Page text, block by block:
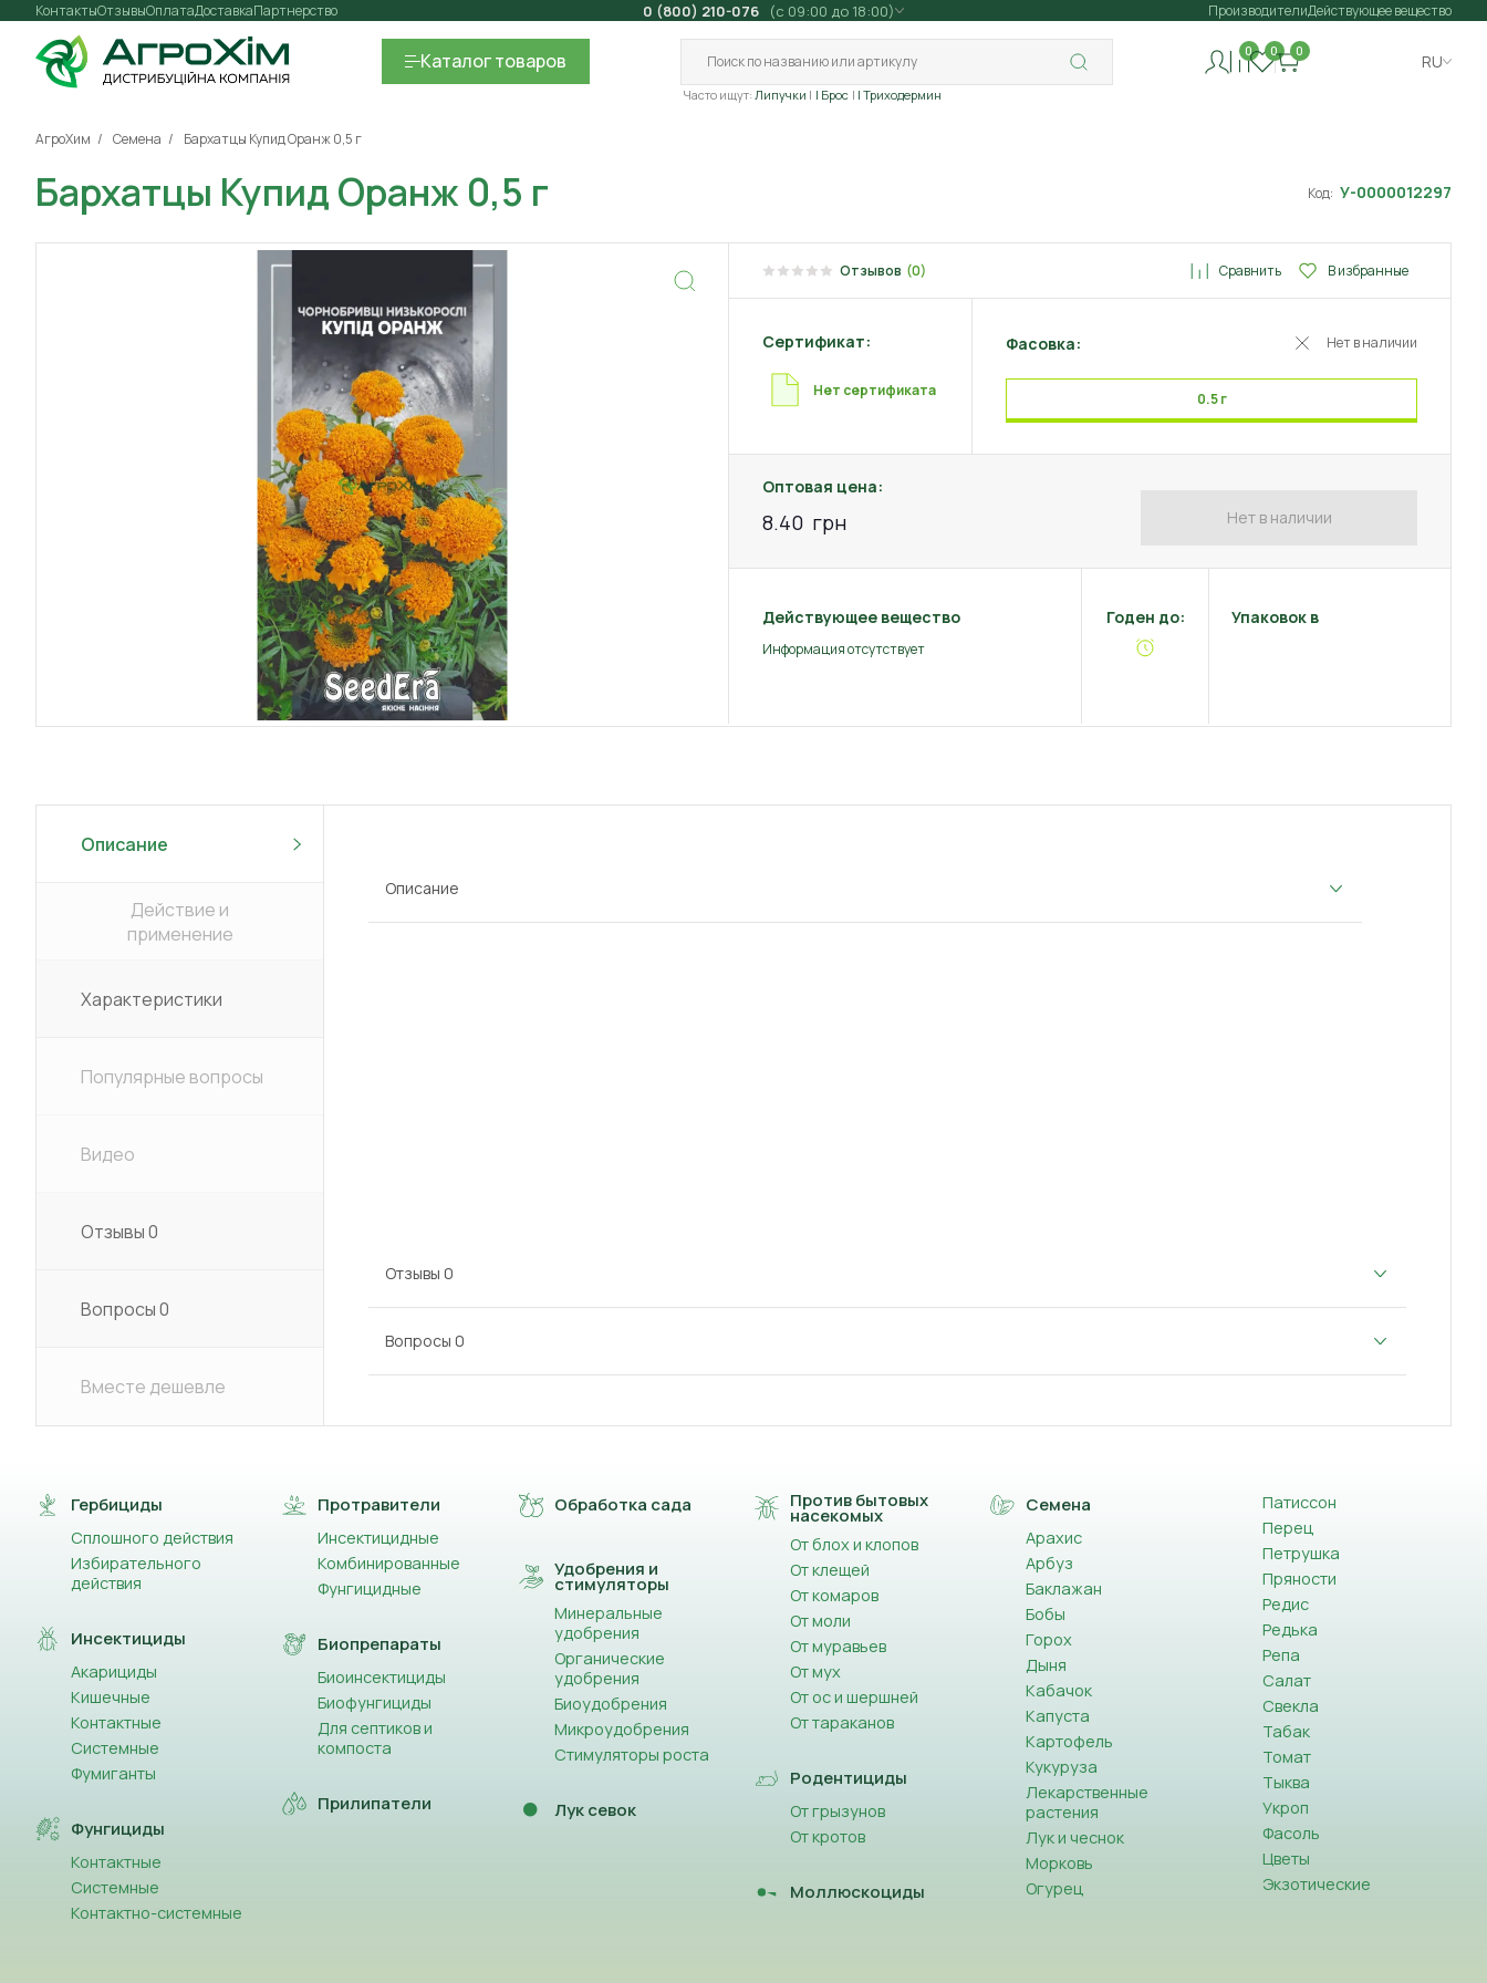
Контакты Оплата
Отзывы ДоставкаПартнерство 0 (800) 210-076 (с 09:00 до 18:00) ПроизводителиДействующее вещество
Каталогтоваров
Часто ищут: Липучки | Брос | Триходермин
0 0 0
RU
АгроХим Семена Бархатцы Купид Оранж 0,5 г
Бархатцы Купид Оранж 0,5 г Код: У-0000012297
Отзывов (0) Сравнить В избранные
Сертификат:
Нет сертификата
Фасовка: Нет в наличии
0.5 г
Оптовая цена:
8.40 грн Нет в наличии
Действующее вещество
Информация отсутствует
Годен до: Упаковок в
Описание
Действие и
применение
Характеристики
Популярные вопросы
Видео
Отзывы0
Вопросы0
Вместе дешевле
Описание
Отзывы 0
Вопросы 0
Гербициды
Сплошного действия
Избирательного
действия
Инсектициды
Акарициды
Кишечные
Контактные
Системные
Фумиганты
Фунгициды
Контактные
Системные
Контактно-системные
Протравители
Инсектицидные
Комбинированные
Фунгицидные
Биопрепараты
Биоинсектициды
Биофунгициды
Для септиков и
компоста
Прилипатели
Обработка сада
Удобрения и
стимуляторы
Минеральные
удобрения
Органические
удобрения
Биоудобрения
Микроудобрения
Стимуляторы роста
Лук севок
Против бытовых
насекомых
От блох и клопов
От клещей
От комаров
От моли
От муравьев
От мух
От ос и шершней
От тараканов
Родентициды
От грызунов
От кротов
Моллюскоциды
Семена
Арахис
Арбуз
Баклажан
Бобы
Горох
Дыня
Кабачок
Капуста
Картофель
Кукуруза
Лекарственные
растения
Лук и чеснок
Морковь
Огурец
Патиссон
Перец
Петрушка
Пряности
Редис
Редька
Репа
Салат
Свекла
Табак
Томат
Тыква
Укроп
Фасоль
Цветы
Экзотические